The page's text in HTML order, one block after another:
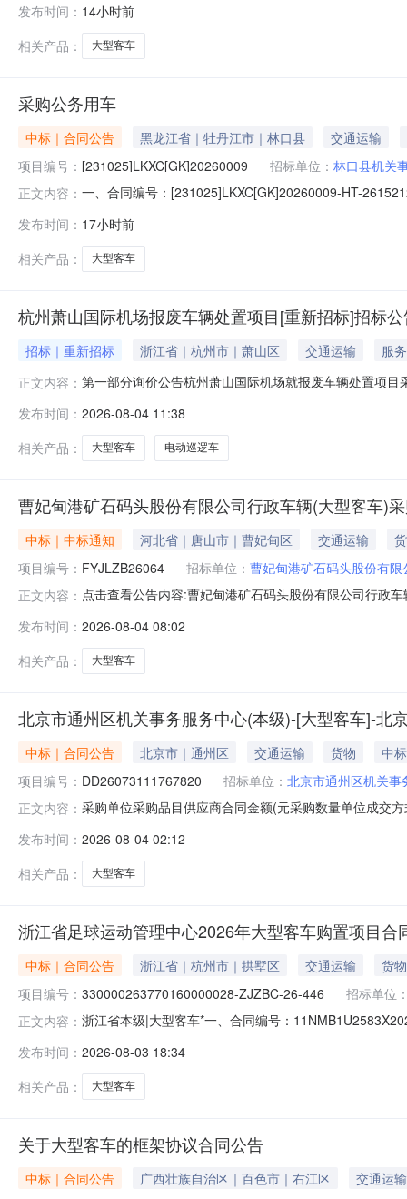
司所需的4辆大型客车采购，本次招标共分为两个标段，
要技术要求、用途标段一12米2
发布时间： 14小时前
相关产品：
大型客车
采购公务用车
中标｜合同公告 黑龙江省｜牡丹江市｜林口县
交通运输
项目编号： [231025]LKXC[GK]20260009 招标单位： 林口县机关
正文内容： 一、合同编号：[231025]LKXC[GK]20260009-HT-
式：18604535100六、合同主要信息主要标的名称：大
发布时间： 17小时前
相关产品：
大型客车
杭州萧山国际机场报废车辆处置项目[重新招标]招标
招标｜重新招标 浙江省｜杭州市｜萧山区 交通运输
服务
正文内容： 第一部分询价公告杭州萧山国际机场就报废车辆处置项
格，需提供营业执照作为证明材料；2、未被列入失信被
止，报价人无行贿犯罪
发布时间： 2026-08-04 11:38
相关产品：
大型客车 电动巡逻车
曹妃甸港矿石码头股份有限公司行政车辆(大型客车)
中标｜中标通知 河北省｜唐山市｜曹妃甸区 交通运输
项目编号： FYJLZB26064 招标单位： 曹妃甸港矿石码头股份有限
正文内容： 点击查看公告内容:曹妃甸港矿石码头股份有限公司行政
发布时间： 2026-08-04 08:02
相关产品：
大型客车
北京市通州区机关事务服务中心(本级)-[大型客车]-北
中标｜合同公告 北京市｜通州区 交通运输 货物
中
项目编号： DD26073111767820 招标单位： 北京市通州区机关事
正文内容： 采购单位采购品目供应商合同金额(元采购数量单位成交
级）采购[宇通ZK6710Q1T(T73.5T商务版
发布时间： 2026-08-04 02:12
相关产品：
大型客车
浙江省足球运动管理中心2026年大型客车购置项目合
中标｜合同公告 浙江省｜杭州市｜拱墅区 交通运输
货物
项目编号： 330000263770160000028-ZJZBC-26-446
招标单位
正文内容： 浙江省本级|大型客车*一、合同编号：
市拱墅区体育场路212号浙江体育大厦9楼联系方式：
发布时间： 2026-08-03 18:34
相关产品：
大型客车
关于大型客车的框架协议合同公告
中标｜合同公告 广西壮族自治区｜百色市｜右江区
交通运输